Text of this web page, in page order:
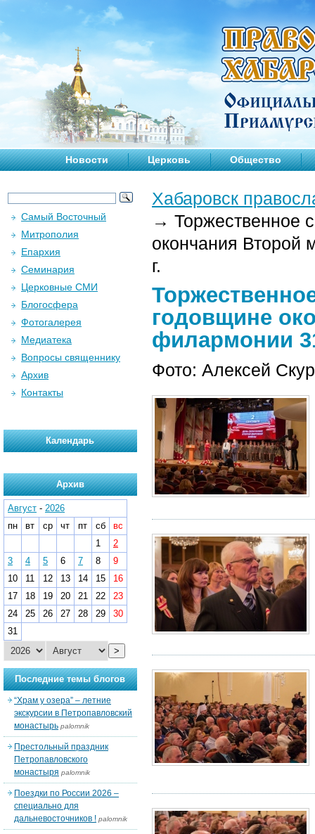
Новости Церковь Общество
Хабаровск
→ Торжественное
окончания Второй
г.
годовщине
филармонии
Фото: Алексей
Самый Восточный
Митрополия
Епархия
Семинария
Церковные СМИ
Блогосфера
Фотогалерея
Медиатека
Вопросы священнику
Архив
Контакты
Календарь
Архив
Август - 2026
пн
вт ср чт пт сб
вс
1
2
3
4 5 6 7 8
9
10
11 12 13 14 15
16
17
18 19 20 21 22
23
24
25 26 27 28 29
30
31
>
Последние темы блогов
“Храм у озера” – летние
экскурсии в Петропавловский
монастырь palomnik
Престольный праздник
Петропавловского
монастыря palomnik
Поездки по России 2026 –
специально для
дальневосточников ! palomnik